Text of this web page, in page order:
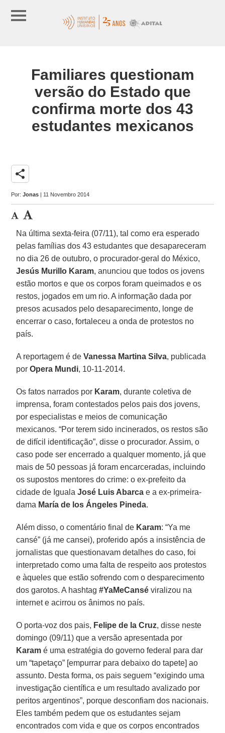
Familiares questionam
versão do Estado que
confirma morte dos 43
estudantes mexicanos
share
Por:Jonas | 11 Novembro 2014
Na última sexta-feira (07/11), tal como era esperado
pelas famílias dos 43 estudantes que desapareceram
no dia 26 de outubro, o procurador-geral do México,
Jesús Murillo Karam, anunciou que todos os jovens
estão mortos e que os corpos foram queimados e os
restos, jogados em um rio. A informação dada por
presos acusados pelo desaparecimento, longe de
encerrar o caso, fortaleceu a onda de protestos no
país.
A reportagem é deVanessa Martina Silva, publicada
porOpera Mundi, 10-11-2014.
Os fatos narrados por Karam, durante coletiva de
imprensa, foram contestados pelos pais dos jovens,
por especialistas e meios de comunicação
mexicanos. “Por terem sido incinerados, os restos são
de difícil identificação”, disse o procurador. Assim, o
caso pode ser encerrado a qualquer momento, já que
mais de 50 pessoas já foram encarceradas, incluindo
os supostos mentores do crime: o ex-prefeito da
cidade de IgualaJosé Luis Abarca e a ex-primeira-
dama María de los Ángeles Pineda.
Além disso, o comentário final de Karam: “Ya me
cansé” (já me cansei), proferido após a insistência de
jornalistas que questionavam detalhes do caso, foi
interpretado como uma falta de respeito aos protestos
e àqueles que estão sofrendo com o desparecimento
dos garotos. A hashtag#YaMeCansé viralizou na
internet e acirrou os ânimos no país.
O porta-voz dos pais, Felipe de la Cruz, disse neste
domingo (09/11) que a versão apresentada por
Karam é uma estratégia do governo federal para dar
um “tapetaço” [empurrar para debaixo do tapete] ao
assunto. Desta forma, os pais seguem “exigindo uma
investigação científica e um resultado avalizado por
peritos argentinos”, porque desconfiam dos nacionais.
Eles também pedem que os estudantes sejam
encontrados com vida e que os corpos encontrados